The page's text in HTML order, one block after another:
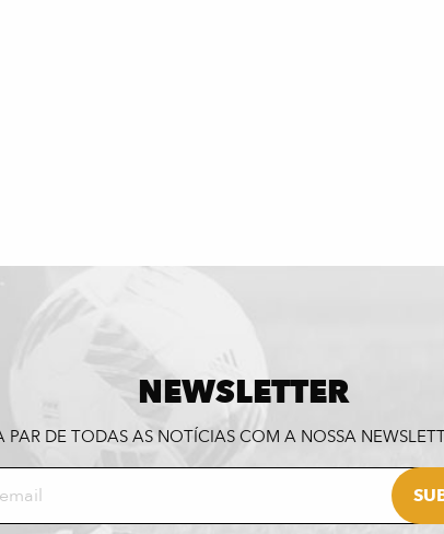
NEWSLETTER
PAR DE TODAS AS NOTÍCIAS COM A NOSSA